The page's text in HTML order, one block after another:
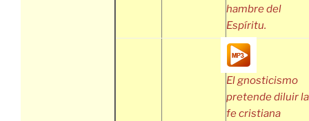
hambre del
Espíritu.
El gnosticismo
pretende diluir la
fe cristiana